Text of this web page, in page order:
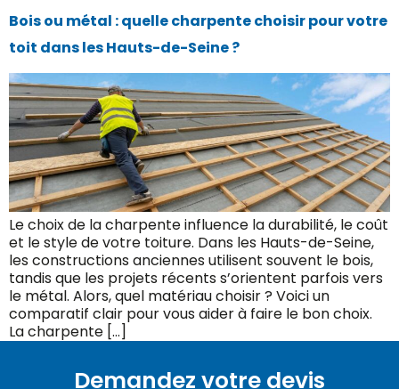
Bois ou métal : quelle charpente choisir pour votre
toit dans les Hauts-de-Seine ?
Le choix de la charpente influence la durabilité, le coût
et le style de votre toiture. Dans les Hauts-de-Seine,
les constructions anciennes utilisent souvent le bois,
tandis que les projets récents s’orientent parfois vers
le métal. Alors, quel matériau choisir ? Voici un
comparatif clair pour vous aider à faire le bon choix.
La charpente […]
Demandez votre devis